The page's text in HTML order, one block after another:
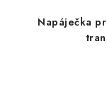
Napáječka